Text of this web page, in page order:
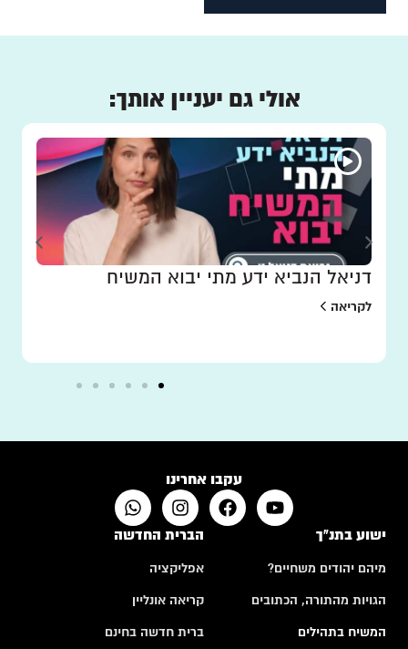
אולי גם יעניין אותך:
דניאל הנביא ידע מתי יבוא המשיח
לקריאה
עקבו אחרינו
ישוע בתנ"ך
מיהם יהודים משחיים?
הגויות מהתורה, הכתובים
המשיח בתהילים
הברית החדשה
אפליקציה
קריאה אונליין
ברית חדשה בחינם